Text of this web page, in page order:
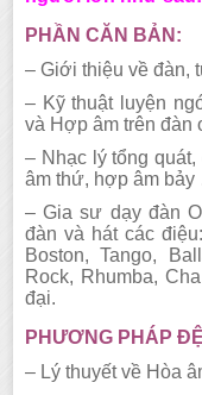
PHẦN CĂN BẢN:
– Giới thiệu về đàn,
– Kỹ thuật luyện
và Hợp âm trên đàn
– Nhạc lý tổng
âm thứ, hợp âm
– Gia sư dạy đàn
đàn và hát các
Boston, Tango,
Rock, Rhumba,
đại.
PHƯƠNG PHÁP
– Lý thuyết về Hòa